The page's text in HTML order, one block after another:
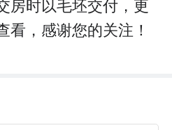
房时以毛坯交付，更
看，感谢您的关注！